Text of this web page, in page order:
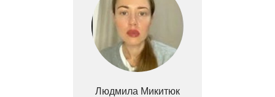
Людмила Микитюк